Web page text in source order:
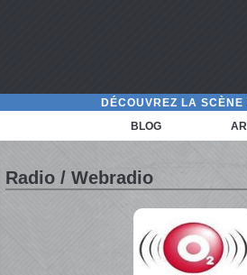
DÉCOUVREZ LA
BLOG
Radio / Webradio